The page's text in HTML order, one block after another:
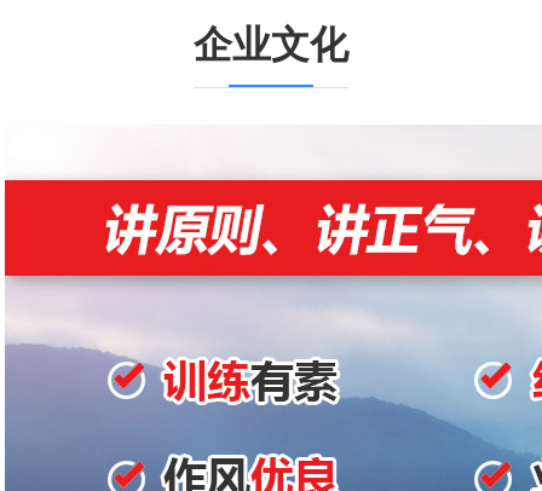
企业文化